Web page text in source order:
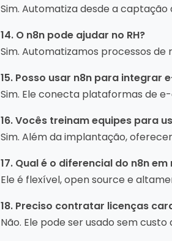
Sim. Automatiza desde a
14. O n8n pode ajudar no RH?
Sim. Automatizamos processos
15. Posso usar n8n para integrar
Sim. Ele conecta plataformas de
16. Vocês treinam equipes para
Sim. Além da implantação,
17. Qual é o diferencial do n8n
Ele é flexível, open source e
18. Preciso contratar licenças
Não. Ele pode ser usado sem